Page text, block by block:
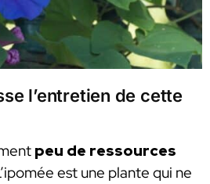
l’entretien de cette
peu de ressources
est une plante qui ne